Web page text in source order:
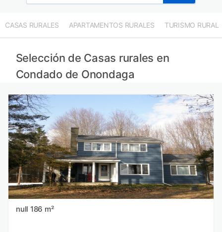
Casas rurales en Condado de Filadelfia provincia
Casas rurales en Condado de Suffolk provincia
Casas rurales en Laurentides provincia
CASAS RURALES APARTAMENTOS RURALES TURISMO RURAL
Selección de Casas rurales en
Condado de Onondaga
null 186 m²